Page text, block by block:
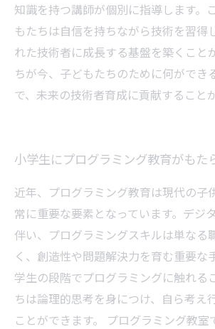
知識を持つ講師が個別に指導します。
もたちは自信を持ちながら技術を習得
れた技術者に成長する基盤を築くこと
ちが今、子どもたちのために何ができ
で、未来の技術者育成に貢献すること
小学生にプログラミング教育がもた
近年、プログラミング教育は現代の子
常に重要な要素となっています。デジ
伴い、プログラミングスキルは単なる
く、創造性や問題解決力を育む重要な
学生の段階でプログラミングに触れる
ちは論理的思考を身につけ、自ら考え
ことができます。 プログラミング教室